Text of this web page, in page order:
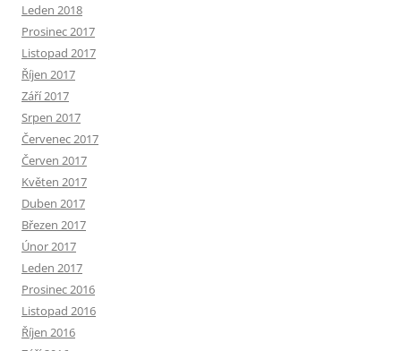
Leden 2018
Prosinec 2017
Listopad 2017
Říjen 2017
Září 2017
Srpen 2017
Červenec 2017
Červen 2017
Květen 2017
Duben 2017
Březen 2017
Únor 2017
Leden 2017
Prosinec 2016
Listopad 2016
Říjen 2016